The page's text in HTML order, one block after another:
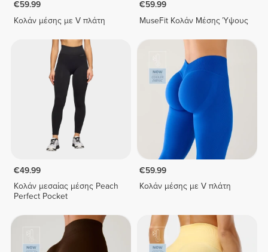
€59.99
Κολάν μέσης με V πλάτη
€59.99
MuseFit Κολάν Μέσης Ύψους
€49.99
Κολάν μεσαίας μέσης Peach
Perfect Pocket
€59.99
Κολάν μέσης με V πλάτη